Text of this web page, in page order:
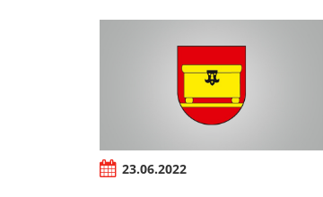
23.06.2022